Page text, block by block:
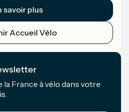
savoir plus
Accueil Vélo
la France à vélo dans votre